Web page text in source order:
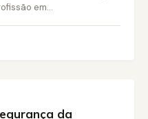
em...
da